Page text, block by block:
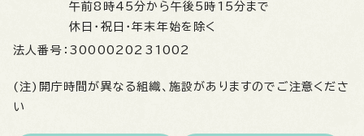
午前8時45分から午後5時15分まで
休日・祝日・年末年始を除く
法人番号： 3000020231002
(注)開庁時間が異なる組織、施設がありますのでご注意くださ
い